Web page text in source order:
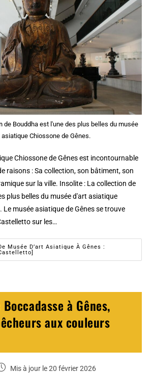
de Bouddha est l'une des plus belles du musée
asiatique Chiossone de Gênes.
Chiossone de Gênes est incontournable
raisons : Sa collection, son bâtiment, son
sur la ville. Insolite : La collection de
plus belles du musée d'art asiatique
Le musée asiatique de Gênes se trouve
sur les…
Musée D’art Asiatique À Gênes :
à Gênes,
aux couleurs
Mis à jour le 20 février 2026